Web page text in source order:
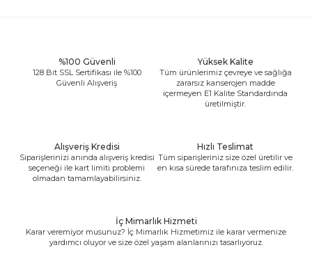
%100 Güvenli
128 Bit SSL Sertifikası ile %100
Güvenli Alışveriş
Yüksek Kalite
Tüm ürünlerimiz çevreye ve sağlığa
zararsız kanserojen madde
içermeyen E1 Kalite Standardında
üretilmiştir.
Alışveriş Kredisi
Siparişlerinizi anında alışveriş kredisi
seçeneği ile kart limiti problemi
olmadan tamamlayabilirsiniz.
Hızlı Teslimat
Tüm siparişleriniz size özel üretilir ve
en kısa sürede tarafınıza teslim edilir.
İç Mimarlık Hizmeti
Karar veremiyor musunuz? İç Mimarlık Hizmetimiz ile karar vermenize
yardımcı oluyor ve size özel yaşam alanlarınızı tasarlıyoruz.